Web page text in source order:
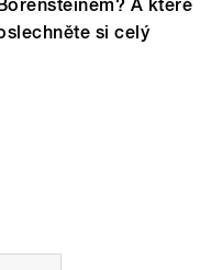
A které
si celý